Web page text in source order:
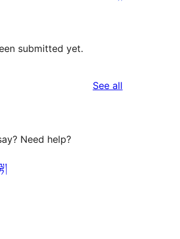
submitted yet.
See all
Need help?